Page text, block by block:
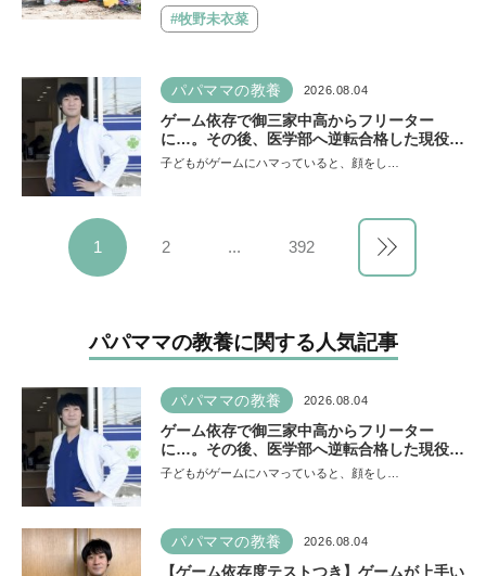
#牧野未衣菜
パパママの教養 2026.08.04
ゲーム依存で御三家中高からフリーター
に…。その後、医学部へ逆転合格した現役医
師が断言「ゲームの経験が受験勉強に役立っ
子どもがゲームにハマっていると、顔をし…
1 2 ... 392
パパママの教養に関する人気記事
パパママの教養 2026.08.04
ゲーム依存で御三家中高からフリーター
に…。その後、医学部へ逆転合格した現役医
師が断言「ゲームの経験が受験勉強に役立っ
子どもがゲームにハマっていると、顔をし…
パパママの教養 2026.08.04
【ゲーム依存度テストつき】ゲームが上手い